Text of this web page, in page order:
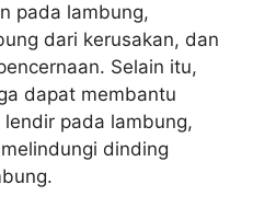
pada lambung,
dari kerusakan, dan
Selain itu,
dapat membantu
pada lambung,
dinding